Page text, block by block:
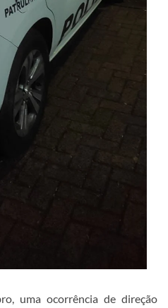
uma ocorrência de direção